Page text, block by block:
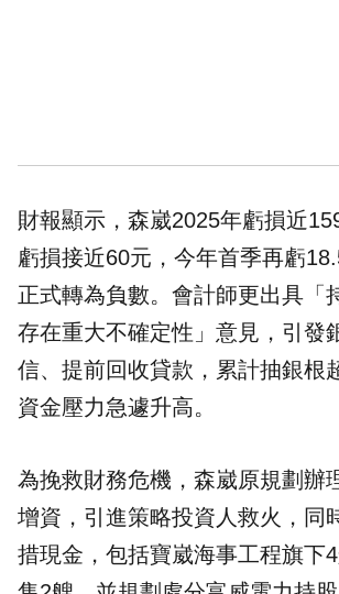
財報顯示，森崴2025年虧損近
虧損接近60元，今年首季再虧
正式轉為負數。會計師更出具「
存在重大不確定性」意見，引發
信、提前回收貸款，累計抽銀根
資金壓力急遽升高。
為挽救財務危機，森崴原規劃辦
增資，引進策略投資人救火，同
措現金，包括寶崴海事工程旗下